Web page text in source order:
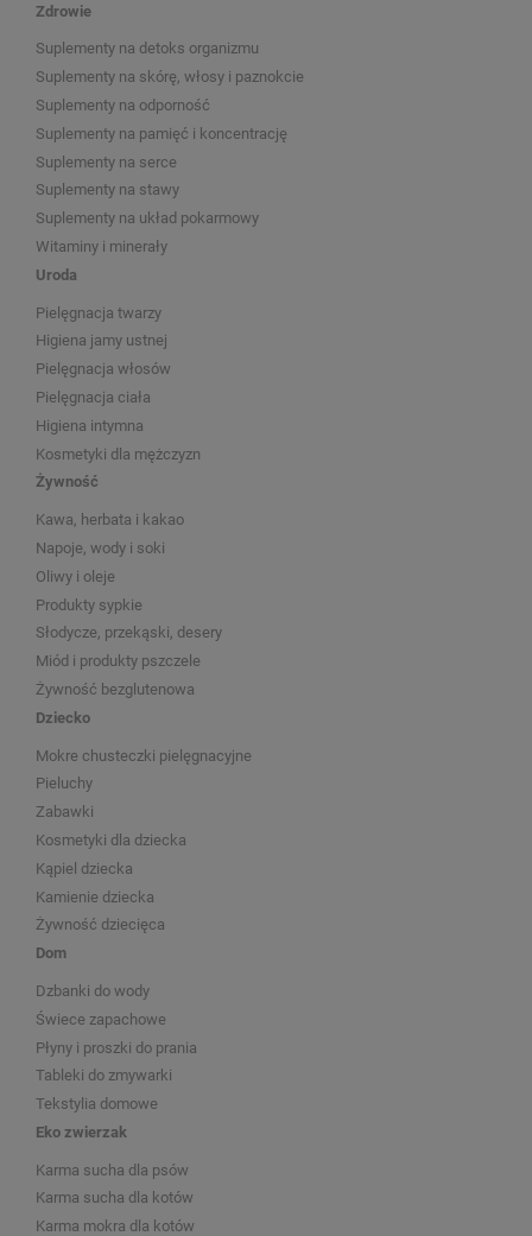
Zdrowie
Suplementy na detoks organizmu
Suplementy na skórę, włosy i paznokcie
Suplementy na odporność
Suplementy na pamięć i koncentrację
Suplementy na serce
Suplementy na stawy
Suplementy na układ pokarmowy
Witaminy i minerały
Uroda
Pielęgnacja twarzy
Higiena jamy ustnej
Pielęgnacja włosów
Pielęgnacja ciała
Higiena intymna
Kosmetyki dla mężczyzn
Żywność
Kawa, herbata i kakao
Napoje, wody i soki
Oliwy i oleje
Produkty sypkie
Słodycze, przekąski, desery
Miód i produkty pszczele
Żywność bezglutenowa
Dziecko
Mokre chusteczki pielęgnacyjne
Pieluchy
Zabawki
Kosmetyki dla dziecka
Kąpiel dziecka
Kamienie dziecka
Żywność dziecięca
Dom
Dzbanki do wody
Świece zapachowe
Płyny i proszki do prania
Tableki do zmywarki
Tekstylia domowe
Eko zwierzak
Karma sucha dla psów
Karma sucha dla kotów
Karma mokra dla kotów